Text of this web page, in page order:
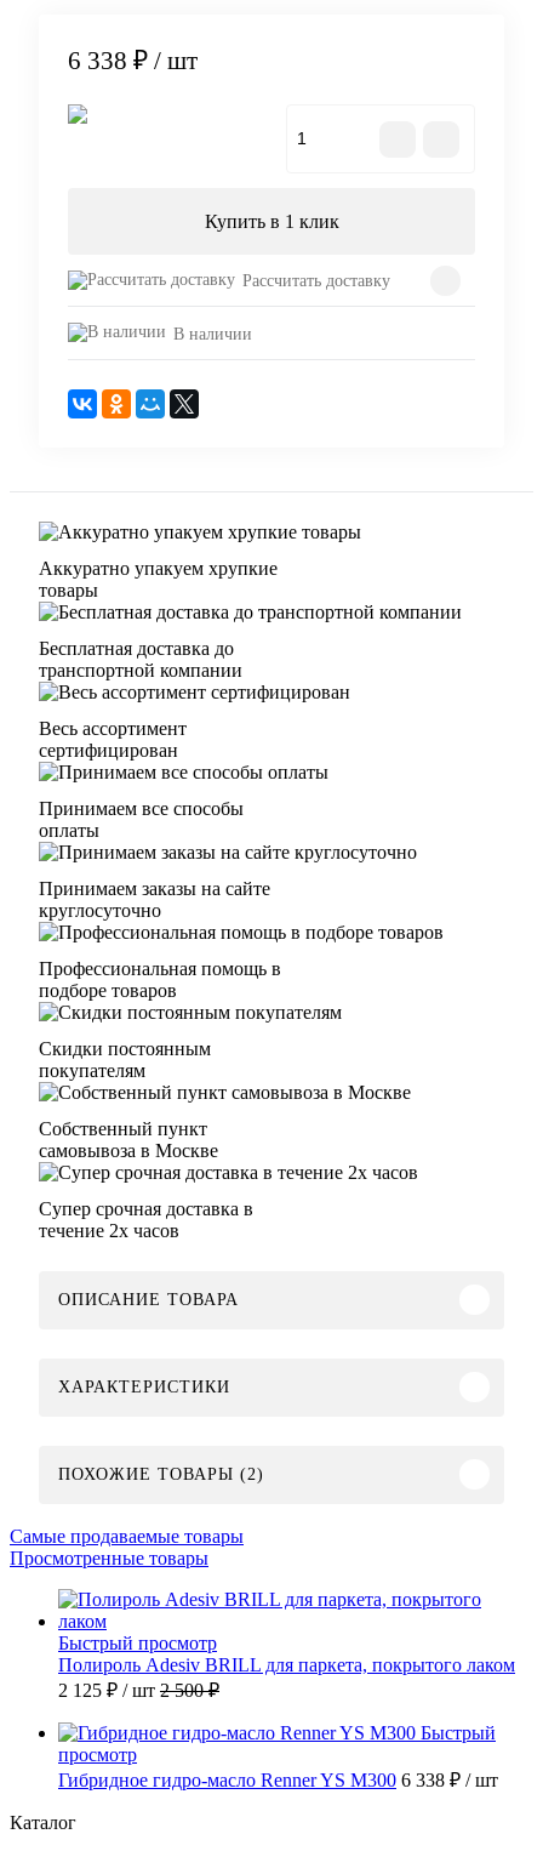
6 338 ₽ / шт
Купить в 1 клик
Рассчитать доставку
В наличии
Аккуратно упакуем хрупкие
товары
Бесплатная доставка до
транспортной компании
Весь ассортимент
сертифицирован
Принимаем все способы
оплаты
Принимаем заказы на сайте
круглосуточно
Профессиональная помощь в
подборе товаров
Скидки постоянным
покупателям
Собственный пункт
самовывоза в Москве
Супер срочная доставка в
течение 2х часов
ОПИСАНИЕ ТОВАРА
ХАРАКТЕРИСТИКИ
ПОХОЖИЕ ТОВАРЫ (2)
Самые продаваемые товары
Просмотренные товары
Быстрый просмотр
Полироль Adesiv BRILL для паркета, покрытого лаком
2 125 ₽ / шт 2 500 ₽
Быстрый
просмотр
Гибридное гидро-масло Renner YS M300 6 338 ₽ / шт
Каталог